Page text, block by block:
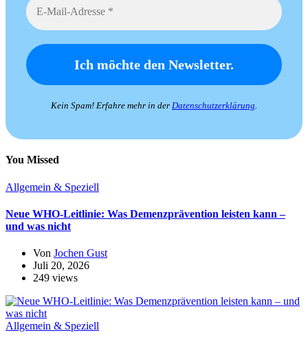
Kein Spam! Erfahre mehr in der Datenschutzerklärung.
You Missed
Allgemein & Speziell
Neue WHO-Leitlinie: Was Demenzprävention leisten kann –
und was nicht
Von Jochen Gust
Juli 20, 2026
249 views
Allgemein & Speziell